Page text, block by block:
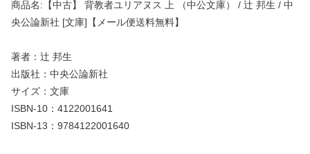
商品名:【中古】 背教者ユリアヌス 上 （中公文庫） / 辻 邦生 / 中
央公論新社 [文庫]【メール便送料無料】
著者：辻 邦生
出版社：中央公論新社
サイズ：文庫
ISBN-10：4122001641
ISBN-13：9784122001640